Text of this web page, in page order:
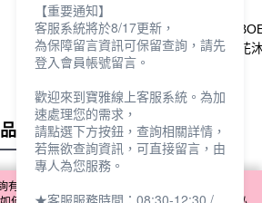
【廠商直送】BOEMI
大富豪的味道沐浴膠
275ml
NT$850
【廠商直送】
波西米亞玫瑰花
全站排行
有關本網站使用 cookie 方式之詳情，及若您不希
【重要通知】
客服系統將於8/17更新，
為保障留言資訊可保留查詢，請先
登入會員帳號留言。
歡迎來到寶雅線上客服系統。為加
速處理您的需求，
請點選下方按鈕，查詢相關詳情，
若無欲查詢資訊，可直接留言，由
專人為您服務。
★客服服務時間：08:30-12:30 /